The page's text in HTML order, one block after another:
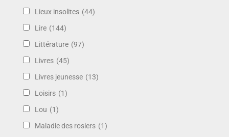
Lieux insolites (44)
Lire (144)
Littérature (97)
Livres (45)
Livres jeunesse (13)
Loisirs (1)
Lou (1)
Maladie des rosiers (1)